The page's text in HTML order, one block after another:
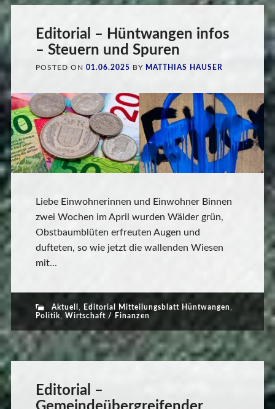
Editorial – Hüntwangen infos
– Steuern und Spuren
POSTED ON 01.06.2025 BY MATTHIAS HAUSER
Liebe Einwohnerinnen und Einwohner Binnen
zwei Wochen im April wurden Wälder grün,
Obstbaumblüten erfreuten Augen und
dufteten, so wie jetzt die wallenden Wiesen
mit...
Aktuell , Editorial Mitteilungsblatt Hüntwangen,
Politik, Wirtschaft / Finanzen
Editorial –